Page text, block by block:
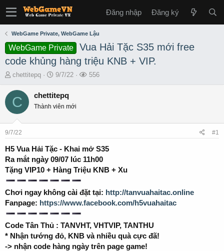
Đăng nhập Đăng ký
WebGame Private, WebGame Lậu
WebGame Private
Vua Hải Tặc S35 mới free
code khủng hàng triệu KNB + VIP.
T
r
e
s
a
t
e
r
chettitepq
S
a
t
e
9/7/22
L
556
C chettitepq
Thành viên mới
9/7/22 #1
H5 Vua Hải Tặc - Khai mở S35
Ra mắt ngày 09/07 lúc 11h00
Tặng VIP10 + Hàng Triệu KNB + Xu
Chơi ngay không cài đặt tại: http://tanvuahaitac.online
Fanpage: https://www.facebook.com/h5vuahaitac
Code Tân Thủ : TANVHT, VHTVIP, TANTHU
* Nhận tướng đỏ, KNB và nhiều quà cực đã!
-> nhận code hàng ngày trên page game!